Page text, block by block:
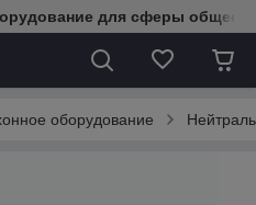
для сферы
оборудование